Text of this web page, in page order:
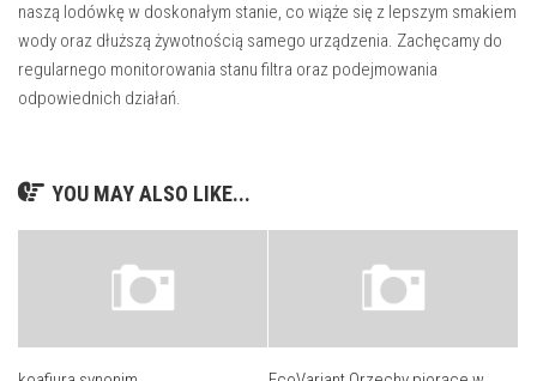
naszą lodówkę w doskonałym stanie, co wiąże się z lepszym smakiem
wody oraz dłuższą żywotnością samego urządzenia. Zachęcamy do
regularnego monitorowania stanu filtra oraz podejmowania
odpowiednich działań.
YOU MAY ALSO LIKE...